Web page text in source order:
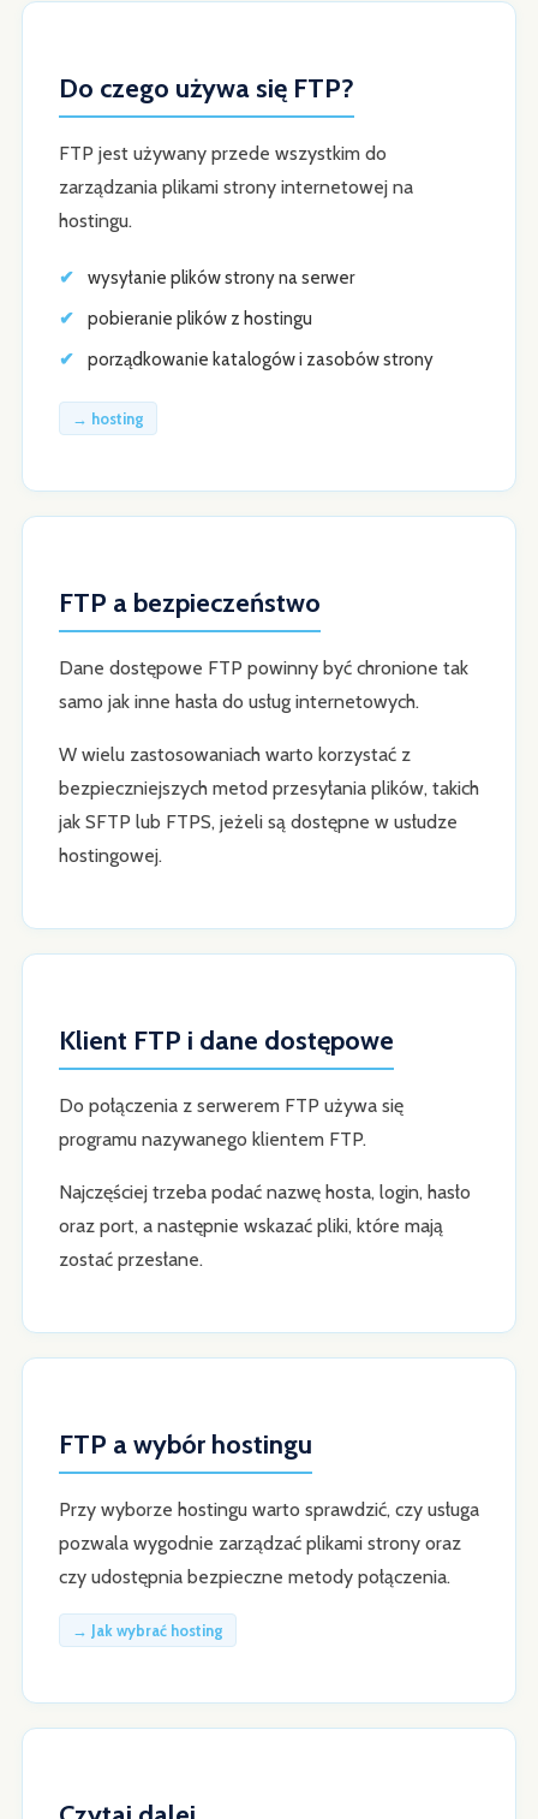
Do czego używa się FTP?
FTP jest używany przede wszystkim do
zarządzania plikami strony internetowej na
hostingu.
wysyłanie plików strony na serwer
pobieranie plików z hostingu
porządkowanie katalogów i zasobów strony
→ hosting
FTP a bezpieczeństwo
Dane dostępowe FTP powinny być chronione tak
samo jak inne hasła do usług internetowych.
W wielu zastosowaniach warto korzystać z
bezpieczniejszych metod przesyłania plików, takich
jak SFTP lub FTPS, jeżeli są dostępne w usłudze
hostingowej.
Klient FTP i dane dostępowe
Do połączenia z serwerem FTP używa się
programu nazywanego klientem FTP.
Najczęściej trzeba podać nazwę hosta, login, hasło
oraz port, a następnie wskazać pliki, które mają
zostać przesłane.
FTP a wybór hostingu
Przy wyborze hostingu warto sprawdzić, czy usługa
pozwala wygodnie zarządzać plikami strony oraz
czy udostępnia bezpieczne metody połączenia.
→ Jak wybrać hosting